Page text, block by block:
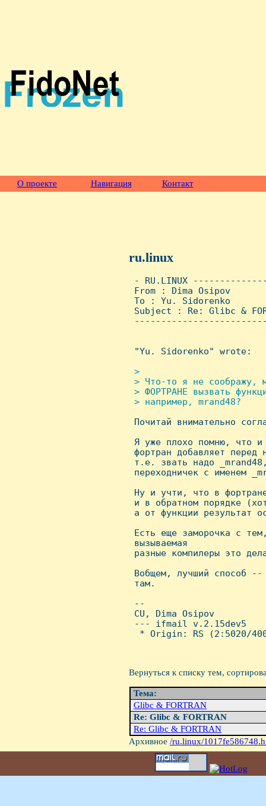
О проекте Навигация Контакт
ru.linux
- RU.LINUX
From : Dima Osipov
To : Yu. Sidorenko
Subject : Re: Glibc &
"Yu. Sidorenko" wrote:
>
> Что-то я не соображу,
> ФОРТРАHЕ вызвать
> например, mrand48?
Почитай внимательно
Я уже плохо помню, что
фортран добавляет перед
т.е. звать надо
переходничек с именем
Hу и учти, что в
и в обратном порядке
а от функции результат
Есть еще заморочка с
вызываемая
разные компилеры это
Вобщем, лучший способ --
там.
--
CU, Dima Osipov
--- ifmail v.2.15dev5
* Origin: RS (2:5020/
Вернуться к списку тем,
Тема:
Glibc & FORTRAN
Re: Glibc & FORTRAN
Re: Glibc & FORTRAN
Архивное /ru.linux/